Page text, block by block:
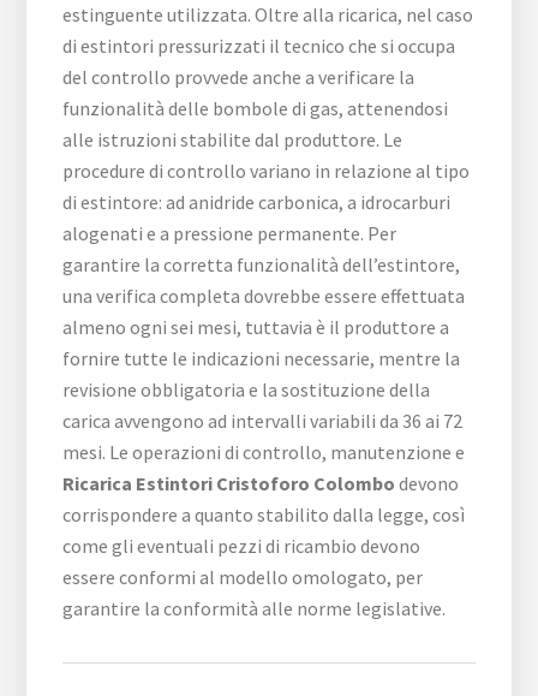
estinguente utilizzata. Oltre alla ricarica, nel caso
di estintori pressurizzati il tecnico che si occupa
del controllo provvede anche a verificare la
funzionalità delle bombole di gas, attenendosi
alle istruzioni stabilite dal produttore. Le
procedure di controllo variano in relazione al tipo
di estintore: ad anidride carbonica, a idrocarburi
alogenati e a pressione permanente. Per
garantire la corretta funzionalità dell’estintore,
una verifica completa dovrebbe essere effettuata
almeno ogni sei mesi, tuttavia è il produttore a
fornire tutte le indicazioni necessarie, mentre la
revisione obbligatoria e la sostituzione della
carica avvengono ad intervalli variabili da 36 ai 72
mesi. Le operazioni di controllo, manutenzione e
Ricarica Estintori Cristoforo Colombo devono
corrispondere a quanto stabilito dalla legge, così
come gli eventuali pezzi di ricambio devono
essere conformi al modello omologato, per
garantire la conformità alle norme legislative.